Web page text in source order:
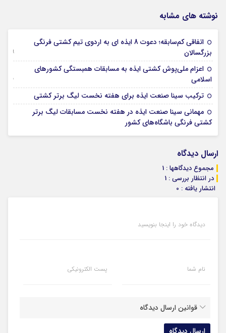
نوشته های مشابه
اتفاقی کم‌سابقه؛ دعوت 8 ایذه ای به اردوی تیم کشتی فرنگی
بزرگسالان
09 جولای 2026
اعزام ملی‌پوش کشتی ایذه به مسابقات همبستگی کشورهای
اسلامی
15 نوامبر 2025
ترکیب سینا صنعت ایذه برای هفته نخست لیگ برتر کشتی
مهمانی سینا صنعت ایذه در هفته نخست مسابقات لیگ برتر
کشتی فرنگی باشگاه‌های کشور
ارسال دیدگاه
مجموع دیدگاهها : 1
در انتظار بررسی : 1
انتشار یافته : 0
دیدگاه خود را اینجا بنویسید
نام شما پست الکترونیکی
قوانین ارسال دیدگاه